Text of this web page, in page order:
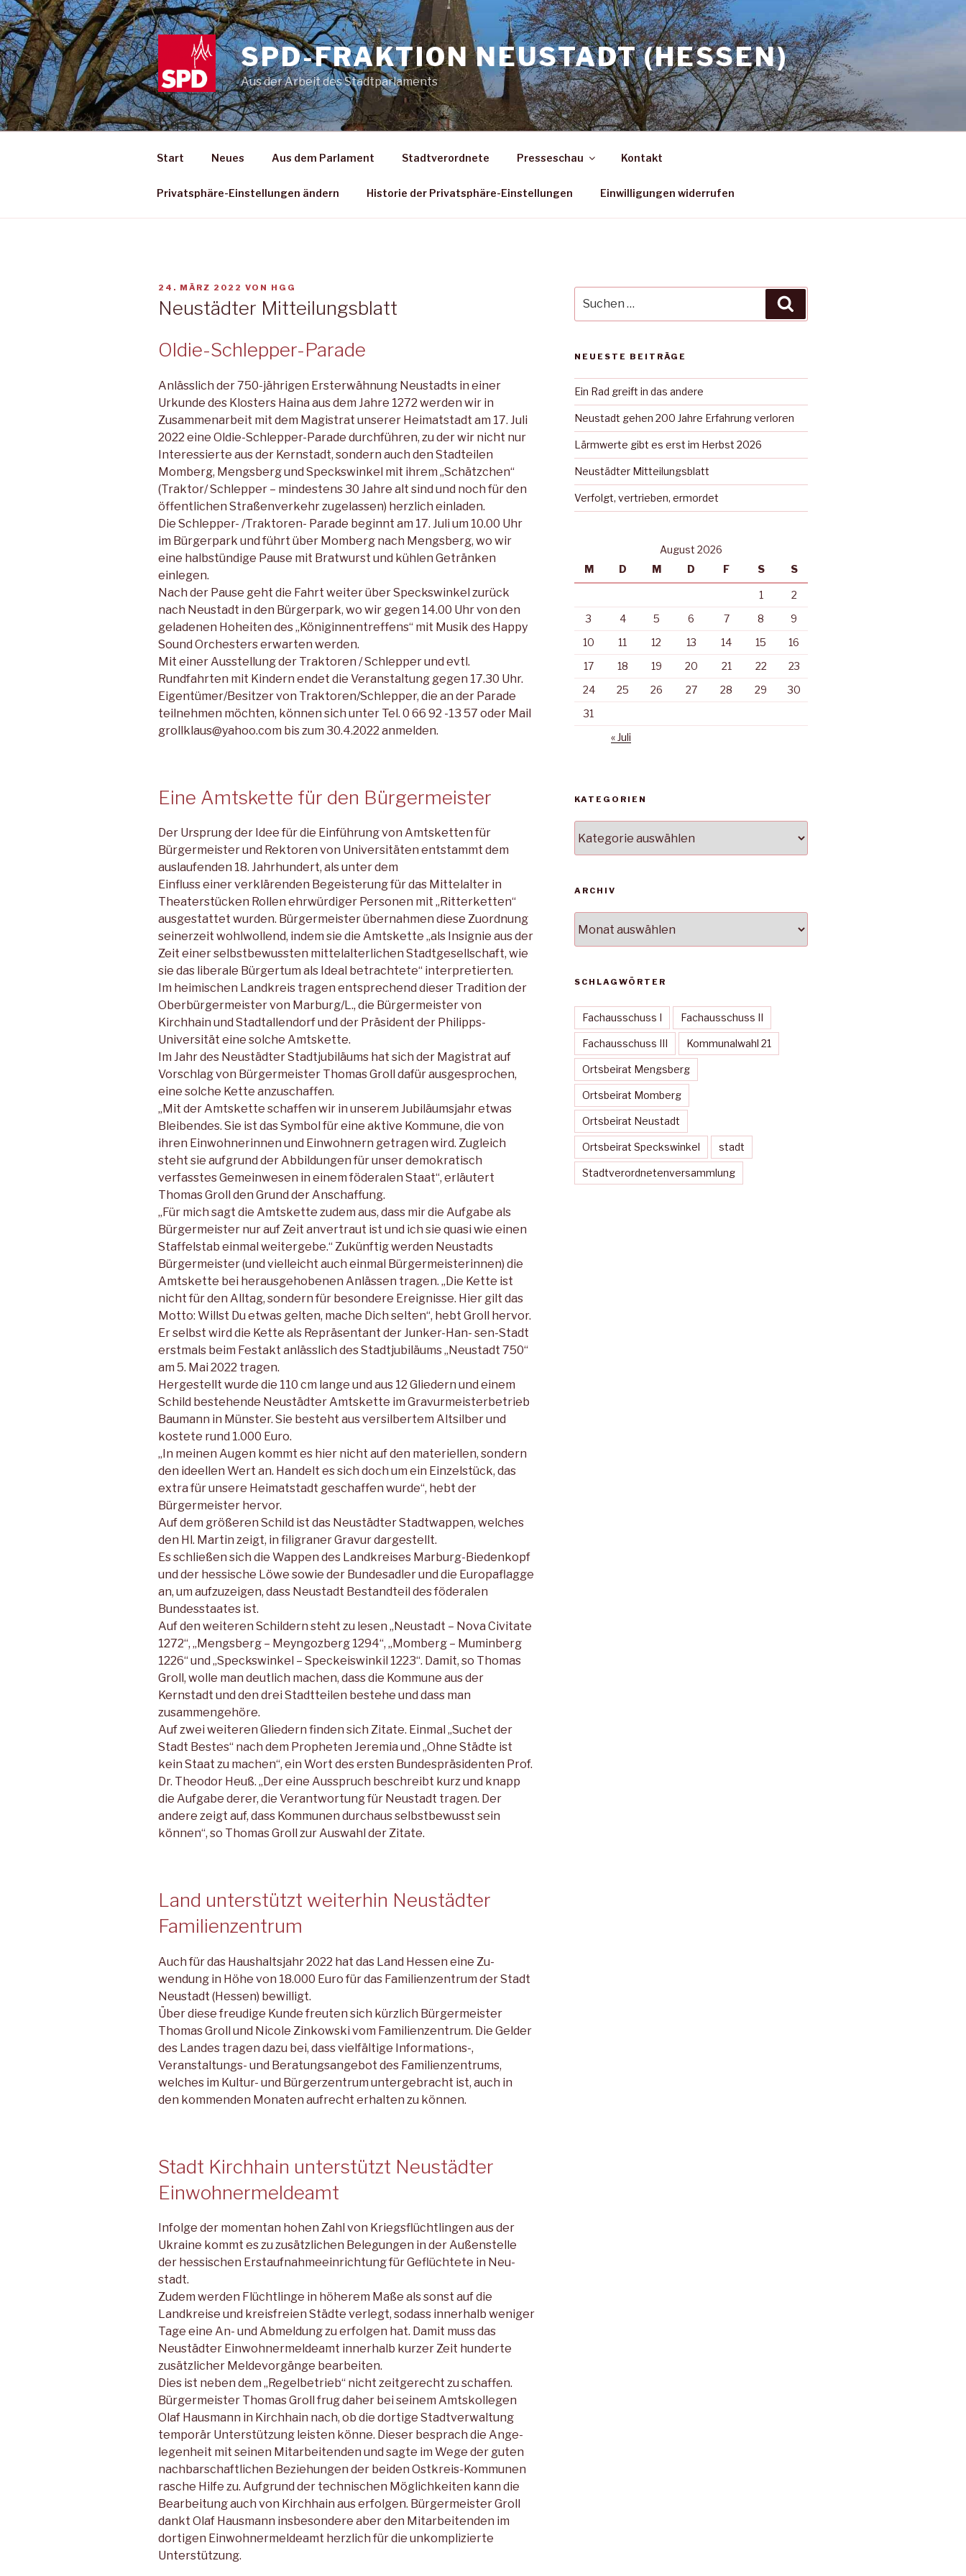
Zum
Inhalt
springen
SPD-FRAKTION NEUSTADT (HESSEN)
Aus der Arbeit des Stadtparlaments
Start Neues Aus dem Parlament Stadtverordnete Presseschau Kontakt
Privatsphäre-Einstellungen ändern Historie der Privatsphäre-Einstellungen Einwilligungen widerrufen
VERÖFFENTLICHT
24. MÄRZ 2022 VON HGG
Neustädter Mitteilungsblatt
Oldie-Schlepper-Parade
Anlässlich der 750-jährigen Ersterwähnung Neustadts in einer
Urkunde des Klosters Haina aus dem Jahre 1272 werden wir in
Zusammenarbeit mit dem Magistrat unserer Heimatstadt am 17. Juli
2022 eine Oldie-Schlepper-Parade durchführen, zu der wir nicht nur
Interessierte aus der Kernstadt, sondern auch den Stadtei­len
Momberg, Mengsberg und Speckswinkel mit ihrem „Schätzchen“
(Traktor/ Schlepper – mindestens 30 Jahre alt sind und noch für den
öffentlichen Straßenverkehr zugelassen) herzlich einladen.
Die Schlepper- /Traktoren- Parade beginnt am 17. Juli um 10.00 Uhr
im Bürgerpark und führt über Momberg nach Mengsberg, wo wir
eine halbstündige Pause mit Bratwurst und kühlen Getränken
einlegen.
Nach der Pause geht die Fahrt weiter über Speckswinkel zurück
nach Neustadt in den Bürgerpark, wo wir gegen 14.00 Uhr von den
gelade­nen Hoheiten des „Königinnentreffens“ mit Musik des Happy
Sound Orchesters erwarten werden.
Mit einer Ausstellung der Traktoren / Schlepper und evtl.
Rundfahrten mit Kindern endet die Veranstaltung gegen 17.30 Uhr.
Eigentümer/Besitzer von Traktoren/Schlepper, die an der Parade
teil­nehmen möchten, können sich unter Tel. 0 66 92 -13 57 oder Mail
grollklaus@yahoo.com bis zum 30.4.2022 anmelden.
Eine Amtskette für den Bürgermeister
Der Ursprung der Idee für die Einführung von Amtsketten für
Bürgermeister und Rektoren von Universitäten ent­stammt dem
auslaufenden 18. Jahrhundert, als unter dem
Einfluss einer verklärenden Begeisterung für das Mittelal­ter in
Theaterstücken Rollen ehrwürdiger Personen mit „Ritter­ketten“
ausgestattet wurden. Bürgermeis­ter übernahmen diese Zuordnung
seinerzeit wohlwollend, indem sie die Amtskette „als Insignie aus der
Zeit einer selbstbewussten mittelalterlichen Stadt­gesellschaft, wie
sie das liberale Bürger­tum als Ideal betrach­tete“ interpretierten.
Im heimischen Land­kreis tragen entsprechend dieser Tradition der
Oberbürgermeister von Marburg/L., die Bürgermeister von
Kirchhain und Stadt­allendorf und der Präsident der Philipps-
Universität eine solche Amtskette.
Im Jahr des Neustädter Stadtjubiläums hat sich der Ma­gistrat auf
Vorschlag von Bürgermeister Thomas Groll da­für ausgesprochen,
eine solche Kette anzuschaffen.
„Mit der Amtskette schaffen wir in unserem Jubiläumsjahr etwas
Bleibendes. Sie ist das Symbol für eine aktive Kom­mune, die von
ihren Einwohnerinnen und Einwohnern getragen wird. Zugleich
steht sie aufgrund der Abbildun­gen für unser demokratisch
verfasstes Gemeinwesen in einem föderalen Staat“, erläutert
Thomas Groll den Grund der Anschaffung.
„Für mich sagt die Amtskette zudem aus, dass mir die Aufgabe als
Bürgermeister nur auf Zeit anvertraut ist und ich sie quasi wie einen
Staffelstab einmal weitergebe.“ Zukünftig werden Neustadts
Bürgermeister (und vielleicht auch einmal Bürgermeisterinnen) die
Amtskette bei he­rausgehobenen Anlässen tragen. „Die Kette ist
nicht für den Alltag, sondern für besondere Ereignisse. Hier gilt das
Motto: Willst Du etwas gelten, mache Dich selten“, hebt Groll hervor.
Er selbst wird die Kette als Repräsentant der Junker-Han- sen-Stadt
erstmals beim Festakt anlässlich des Stadtjubiläums „Neustadt 750“
am 5. Mai 2022 tragen.
Hergestellt wurde die 110 cm lange und aus 12 Gliedern und einem
Schild bestehende Neustädter Amtskette im Gravurmeisterbetrieb
Baumann in Münster. Sie besteht aus versilbertem Altsilber und
kostete rund 1.000 Euro.
„In meinen Augen kommt es hier nicht auf den materiel­len, sondern
den ideellen Wert an. Handelt es sich doch um ein Einzelstück, das
extra für unsere Heimatstadt ge­schaffen wurde“, hebt der
Bürgermeister hervor.
Auf dem größeren Schild ist das Neustädter Stadtwap­pen, welches
den Hl. Martin zeigt, in filigraner Gravur dar­gestellt.
Es schließen sich die Wappen des Landkreises Mar­burg-Biedenkopf
und der hessische Löwe sowie der Bun­desadler und die Europaflagge
an, um aufzuzeigen, dass Neustadt Bestandteil des föderalen
Bundes­staates ist.
Auf den weiteren Schildern steht zu lesen „Neustadt – Nova Civitate
1272“, „Mengsberg – Meyngozberg 1294“, „Momberg – Muminberg
1226“ und „Specks­winkel – Speckeiswinkil 1223“. Damit, so Thomas
Groll, wolle man deutlich machen, dass die Kommu­ne aus der
Kernstadt und den drei Stadtteilen beste­he und dass man
zusammengehöre.
Auf zwei weiteren Gliedern finden sich Zitate. Einmal „Suchet der
Stadt Bestes“ nach dem Propheten Jeremia und „Ohne Städte ist
kein Staat zu machen“, ein Wort des ersten Bundespräsidenten Prof.
Dr. Theodor Heuß. „Der eine Ausspruch beschreibt kurz und knapp
die Aufgabe derer, die Verantwortung für Neustadt tragen. Der
andere zeigt auf, dass Kommu­nen durchaus selbstbewusst sein
können“, so Tho­mas Groll zur Auswahl der Zitate.
Land unterstützt weiterhin Neustädter
Familienzentrum
Auch für das Haushaltsjahr 2022 hat das Land Hessen eine Zu­
wendung in Höhe von 18.000 Euro für das Familienzentrum der Stadt
Neustadt (Hessen) bewilligt.
Über diese freudige Kunde freuten sich kürzlich Bürgermeister
Thomas Groll und Nicole Zinkowski vom Familienzentrum. Die Gelder
des Landes tragen dazu bei, dass vielfältige Informations-,
Veranstaltungs- und Beratungsangebot des Familienzentrums,
welches im Kultur- und Bürgerzentrum untergebracht ist, auch in
den kommenden Monaten aufrecht erhalten zu können.
Stadt Kirchhain unterstützt Neustädter
Einwohnermeldeamt
Infolge der momentan hohen Zahl von Kriegsflüchtlingen aus der
Ukraine kommt es zu zusätzlichen Belegungen in der Außenstelle
der hessischen Erstaufnahmeeinrichtung für Geflüchtete in Neu­
stadt.
Zudem werden Flüchtlinge in höherem Maße als sonst auf die
Landkreise und kreisfreien Städte verlegt, sodass innerhalb we­niger
Tage eine An- und Abmeldung zu erfolgen hat. Damit muss das
Neustädter Einwohnermeldeamt innerhalb kurzer Zeit hun­derte
zusätzlicher Meldevorgänge bearbeiten.
Dies ist neben dem „Regelbetrieb“ nicht zeitgerecht zu schaffen.
Bürgermeister Thomas Groll frug daher bei seinem Amtskollegen
Olaf Hausmann in Kirchhain nach, ob die dortige Stadtverwaltung
temporär Unterstützung leisten könne. Dieser besprach die Ange­
legenheit mit seinen Mitarbeitenden und sagte im Wege der gu­ten
nachbarschaftlichen Beziehungen der beiden Ostkreis-Kom­munen
rasche Hilfe zu. Aufgrund der technischen Möglichkeiten kann die
Bearbeitung auch von Kirchhain aus erfolgen. Bürger­meister Groll
dankt Olaf Hausmann insbesondere aber den Mit­arbeitenden im
dortigen Einwohnermeldeamt herzlich für die unkomplizierte
Unterstützung.
nach:
NEUESTE BEITRÄGE
Ein Rad greift in das andere
Neustadt gehen 200 Jahre Erfahrung verloren
Lärmwerte gibt es erst im Herbst 2026
Neustädter Mitteilungsblatt
Verfolgt, vertrieben, ermordet
August 2026
M
D M D F S S
1
2
3
4 5 6 7 8
9
10
11 12 13 14 15
16
17
18 19 20 21 22
23
24
25 26 27 28 29
30
31
« Juli
KATEGORIEN
ARCHIV
SCHLAGWÖRTER
Fachausschuss I Fachausschuss II
Fachausschuss III Kommunalwahl 21
Ortsbeirat Mengsberg
Ortsbeirat Momberg
Ortsbeirat Neustadt
Ortsbeirat Speckswinkel stadt
Stadtverordnetenversammlung